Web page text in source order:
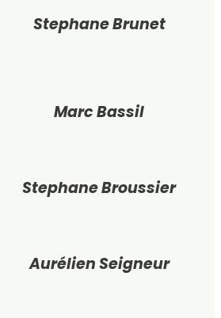
Stephane Brunet
Marc Bassil
Stephane Broussier
Aurélien Seigneur